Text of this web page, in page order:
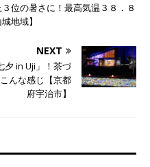
位の暑さに！最高気温３８．８
地域】
NEXT
夕 in Uji」！茶づ
んな感じ【京都
府宇治市】